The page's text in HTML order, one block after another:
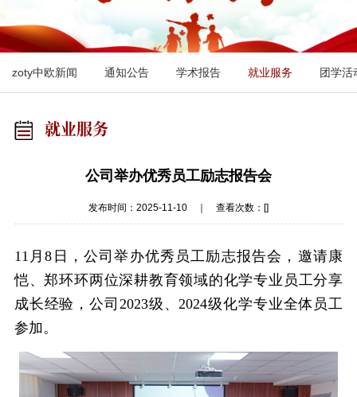
zoty中欧新闻 通知公告 学术报告 就业服务 团学活
就业服务
公司举办优秀员工励志报告会
发布时间：2025-11-10 ｜ 查看次数：[]
11月8日，公司举办优秀员工励志报告会，邀请康
恺、郑环环两位深耕教育领域的化学专业员工分享
成长经验，公司2023级、2024级化学专业全体员工
参加。